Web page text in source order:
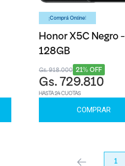
¡Comprá Online!
Honor X5C Negro -
128GB
21% OFF
Gs. 918.000
Gs. 729.810
HASTA 24 CUOTAS
COMPRAR
anterior 1